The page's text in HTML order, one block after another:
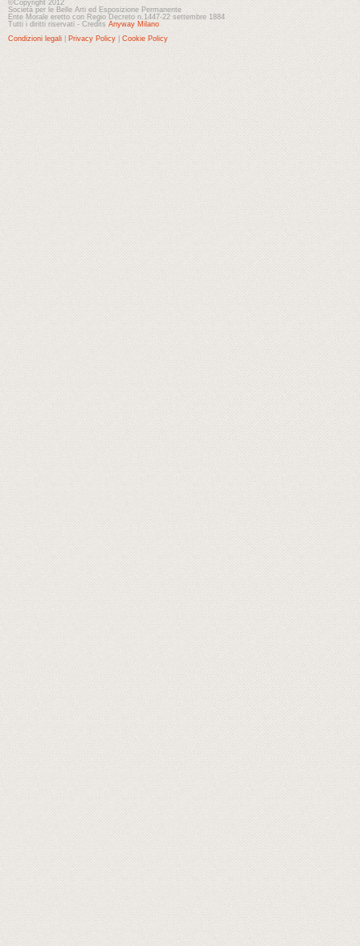
©Copyright 2012
Società per le Belle Arti ed Esposizione Permanente
Ente Morale eretto con Regio Decreto n.1447-22 settembre 1884
Tutti i diritti riservati - Credits Anyway Milano
Condizioni legali
Privacy Policy Cookie Policy